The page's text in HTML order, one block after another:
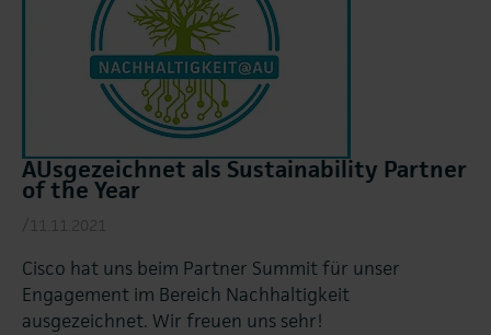
AUsgezeichnet als Sustainability Partner
of the Year
/11.11.2021
Cisco hat uns beim Partner Summit für unser
Engagement im Bereich Nachhaltigkeit
ausgezeichnet. Wir freuen uns sehr!